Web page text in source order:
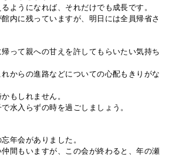
ようになれば、それだけでも成長です。
内に残っていますが、明日には全員帰省さ
って親への甘えを許してもらいたい気持ち
からの進路などについての心配もきりがな
もしれません。
水入らずの時を過ごしましょう。
年会がありました。
間もいますが、この会が終わると、年の瀬